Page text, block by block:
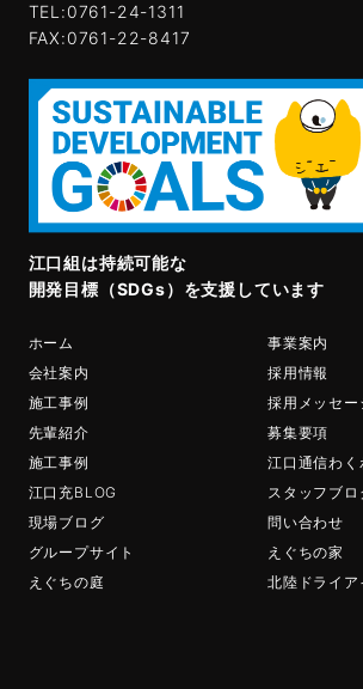
TEL:0761-24-1311
FAX:0761-22-8417
江口組は持続可能な
開発目標（SDGs）を支援しています
ホーム
事業案内
会社案内
採用情報
施工事例
採用メッセー
先輩紹介
募集要項
施工事例
江口通信わく
江口充BLOG
スタッフブロ
現場ブログ
問い合わせ
グループサイト
えぐちの家
えぐちの庭
北陸ドライア